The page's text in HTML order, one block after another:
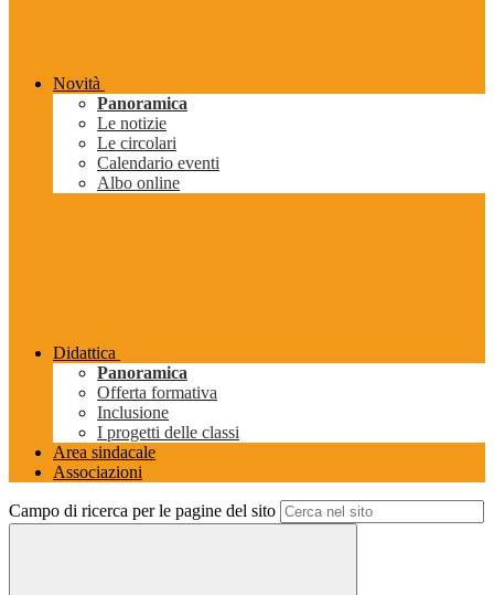
Novità
Panoramica
Le notizie
Le circolari
Calendario eventi
Albo online
Didattica
Panoramica
Offerta formativa
Inclusione
I progetti delle classi
Area sindacale
Associazioni
Campo di ricerca per le pagine del sito